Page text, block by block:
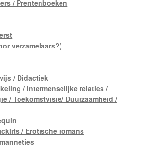
/ Prentenboeken
verzamelaars?)
/ Didactiek
/ Intermenselijke relaties /
/ Toekomstvisie/ Duurzaamheid /
/ Erotische romans